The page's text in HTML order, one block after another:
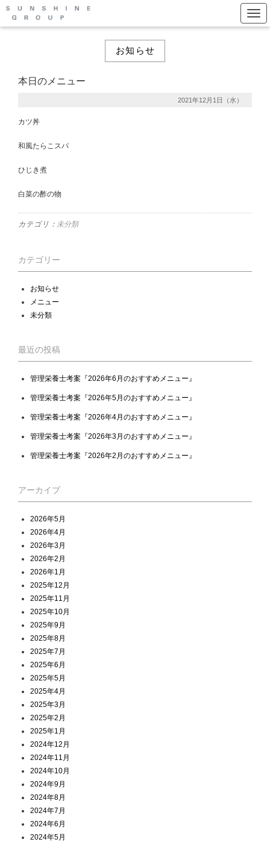
お知らせ
本日のメニュー
2021年12月1日（水）
カツ丼
和風たらこスパ
ひじき煮
白菜の酢の物
カテゴリ： 未分類
カテゴリー
お知らせ
メニュー
未分類
最近の投稿
管理栄養士考案『2026年6月のおすすめメニュー』
管理栄養士考案『2026年5月のおすすめメニュー』
管理栄養士考案『2026年4月のおすすめメニュー』
管理栄養士考案『2026年3月のおすすめメニュー』
管理栄養士考案『2026年2月のおすすめメニュー』
アーカイブ
2026年5月
2026年4月
2026年3月
2026年2月
2026年1月
2025年12月
2025年11月
2025年10月
2025年9月
2025年8月
2025年7月
2025年6月
2025年5月
2025年4月
2025年3月
2025年2月
2025年1月
2024年12月
2024年11月
2024年10月
2024年9月
2024年8月
2024年7月
2024年6月
2024年5月